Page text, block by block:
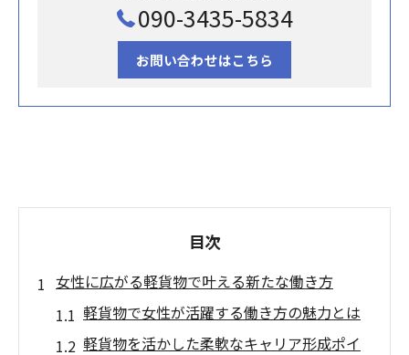
090-3435-5834
お問い合わせはこちら
目次
女性に広がる軽貨物で叶える新たな働き方
軽貨物で女性が活躍する働き方の魅力とは
軽貨物を活かした柔軟なキャリア形成ポイ